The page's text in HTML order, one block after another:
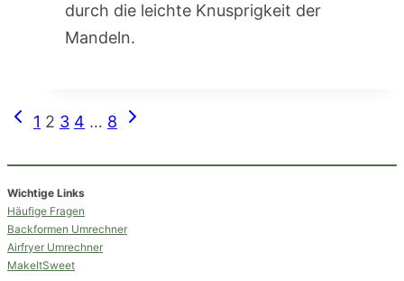
durch die leichte Knusprigkeit der
Mandeln.
Seitennavigation
Vorherige
1 2 3 4 … 8
Nächste
Wichtige Links
Häufige Fragen
Backformen Umrechner
Airfryer Umrechner
MakeItSweet